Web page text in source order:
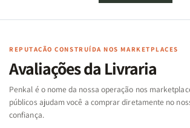
Cartas
Famílias
Bíblia
-
Penkal
Cartas
Famílias
da
Bíblia
-
Penkal
|
de
REPUTAÇÃO CONSTRUÍDA NOS MARKETPLACES
Avaliações da Livraria
Penkal é o nome da nossa operação nos
públicos ajudam você a comprar diretamente no
confiança.